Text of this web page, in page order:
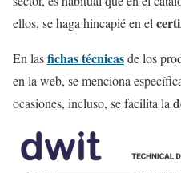
ellos, se haga hincapié en el
En lasfichas técnicasde los
en la web, se menciona
ocasiones, incluso, se facilita la